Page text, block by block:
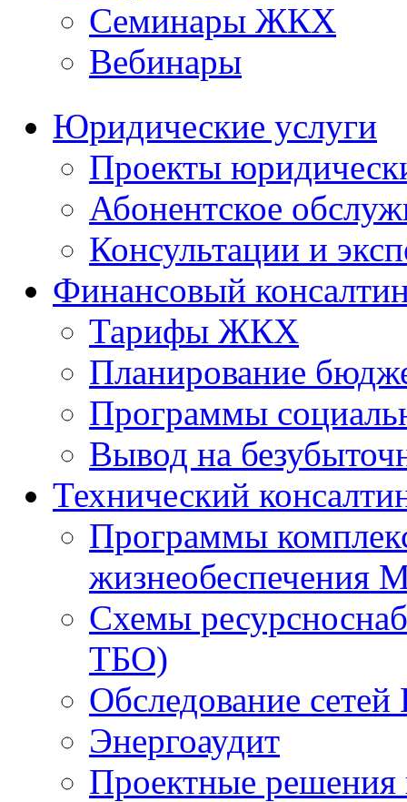
Семинары ЖКХ
Вебинары
Юридические услуги
Проекты
Абонентское
Консультации и
Финансовый
Тарифы ЖКХ
Планирование
Программы
Вывод на
Технический
Программы
жизнеобеспечения
Схемы
ТБО)
Обследование
Энергоаудит
Проектные решения